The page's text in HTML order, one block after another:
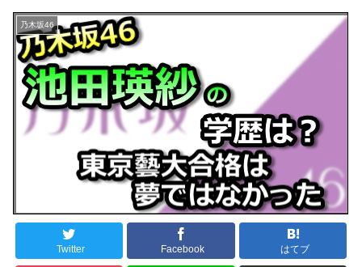
乃木坂46
Twitter Facebook はてブ